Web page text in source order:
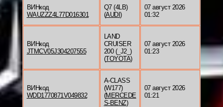
ВИНкод
WAUZZZ4L77D016301
Q7 (4LB)
(AUDI )
07 август 2026
01:32
ВИНкод
JTMCV05J304207555
LAND
CRUISER
200 (_J2_)
(TOYOTA)
07 август 2026
01:23
ВИНкод
WDD1770871V049832
A-CLASS
(W177)
(MERCEDE
S-BENZ)
07 август 2026
01:21